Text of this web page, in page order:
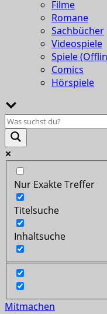
Filme
Romane
Sachbücher
Videospiele
Spiele
Comics
Hörspiele
Nur Exakte Treffer
Titelsuche
Inhaltsuche
Mitmachen